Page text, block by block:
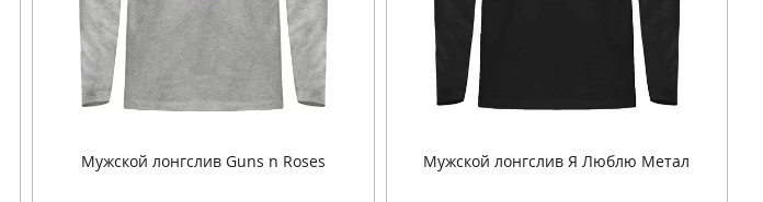
Мужской лонгслив Guns n Roses Мужской лонгслив Я Люблю Метал